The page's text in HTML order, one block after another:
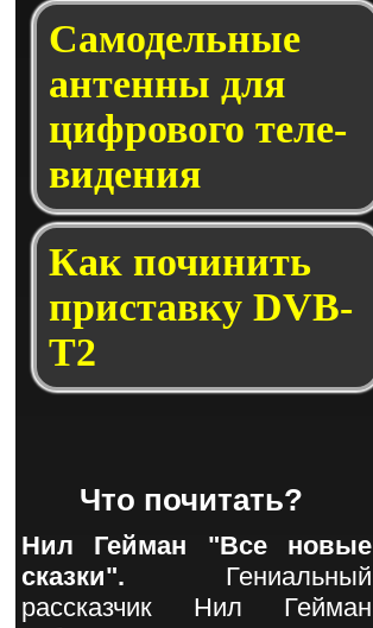
Само­дель­ные
ан­тен­ны для
циф­ро­во­го те­ле­
ви­де­ния
Как по­чи­нить
прис­тав­ку DVB-
T2
Что почитать?
Нил Гейман "Все новые
сказки". Гениальный
рассказчик Нил Гейман